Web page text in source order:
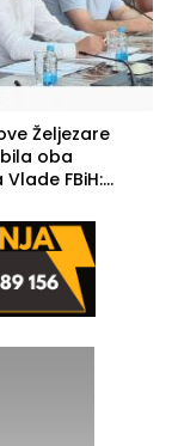
Željezare
oba
FBiH: